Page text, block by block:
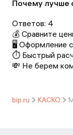
Почему лучше
Ответов: 4
💰 Сравните
🖥️ Оформление
⏱️ Быстрый
💸 Не берем
bip.ru КАСКО